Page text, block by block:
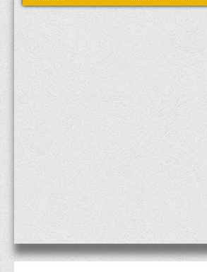
Публічна інформація
Заходи запобігання протиправним діям
Антикорупційні заходи
Протидія тероризму та насиллю
Як розпізнати глорифікацію збройної
України та протистояти їй?
Правила поведінки у разі виявлення
Протидія торгівлі людьми